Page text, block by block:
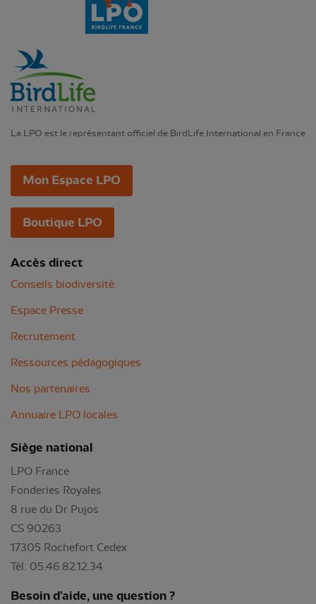
La LPO est le représentant officiel de BirdLife International en France
Mon Espace LPO
Boutique LPO
Accès direct
Conseils biodiversité
Espace Presse
Recrutement
Ressources pédagogiques
Nos partenaires
Annuaire LPO locales
Siège national
LPO France
Fonderies Royales
8 rue du Dr Pujos
CS 90263
17305 Rochefort Cedex
Tél: 05.46.82.12.34
Besoin d'aide, une question ?